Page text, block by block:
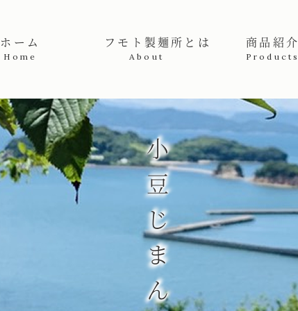
高級手延素麺販売者 | フモト製麺所
ホーム
Home
フモト製麺所とは
About
商品紹介
Products
小豆じまん